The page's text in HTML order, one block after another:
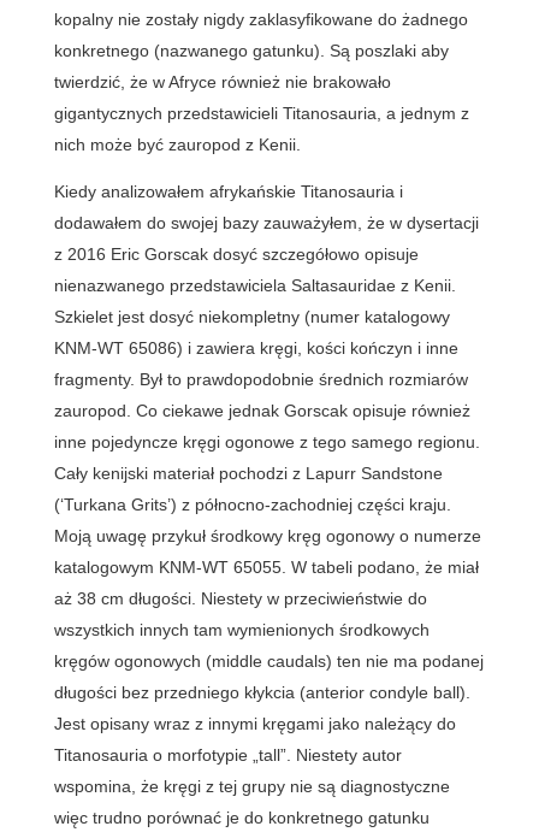
kopalny nie zostały nigdy zaklasyfikowane do żadnego
konkretnego (nazwanego gatunku). Są poszlaki aby
twierdzić, że w Afryce również nie brakowało
gigantycznych przedstawicieli Titanosauria, a jednym z
nich może być zauropod z Kenii.
Kiedy analizowałem afrykańskie Titanosauria i
dodawałem do swojej bazy zauważyłem, że w dysertacji
z 2016 Eric Gorscak dosyć szczegółowo opisuje
nienazwanego przedstawiciela Saltasauridae z Kenii.
Szkielet jest dosyć niekompletny (numer katalogowy
KNM-WT 65086) i zawiera kręgi, kości kończyn i inne
fragmenty. Był to prawdopodobnie średnich rozmiarów
zauropod. Co ciekawe jednak Gorscak opisuje również
inne pojedyncze kręgi ogonowe z tego samego regionu.
Cały kenijski materiał pochodzi z Lapurr Sandstone
(‘Turkana Grits’) z północno-zachodniej części kraju.
Moją uwagę przykuł środkowy kręg ogonowy o numerze
katalogowym KNM-WT 65055. W tabeli podano, że miał
aż 38 cm długości. Niestety w przeciwieństwie do
wszystkich innych tam wymienionych środkowych
kręgów ogonowych (middle caudals) ten nie ma podanej
długości bez przedniego kłykcia (anterior condyle ball).
Jest opisany wraz z innymi kręgami jako należący do
Titanosauria o morfotypie „tall”. Niestety autor
wspomina, że kręgi z tej grupy nie są diagnostyczne
więc trudno porównać je do konkretnego gatunku